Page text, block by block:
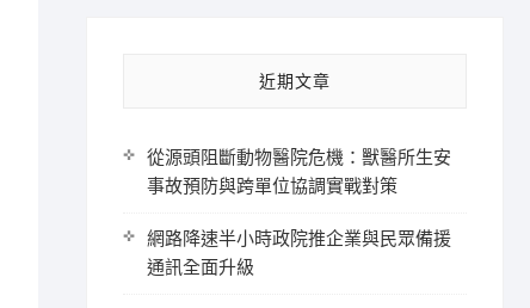
近期文章
從源頭阻斷動物醫院危機：獸醫所生安
事故預防與跨單位協調實戰對策
網路降速半小時政院推企業與民眾備援
通訊全面升級